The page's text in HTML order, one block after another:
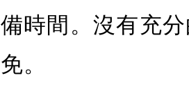
備時間。沒有充
免。